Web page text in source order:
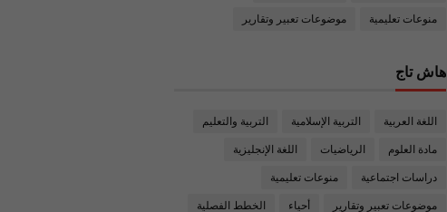
منوعات تعليمية موضوعات تعبير وتقارير
هاش تاج
اللغة العربية التربية الإسلامية التربية والتعليم
مادة العلوم الرياضيات اللغة الإنجليزية
دراسات اجتماعية منوعات تعليمية
موضوعات تعبير وتقارير أحياء الخطط الفصلية